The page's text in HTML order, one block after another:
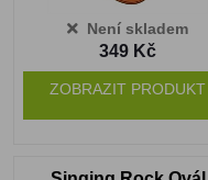
Není skladem
349 Kč
ZOBRAZIT PRODUKT